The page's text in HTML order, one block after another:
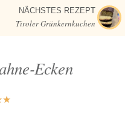
NÄCHSTES REZEPT
Tiroler Grünkernkuchen
Ecken
★